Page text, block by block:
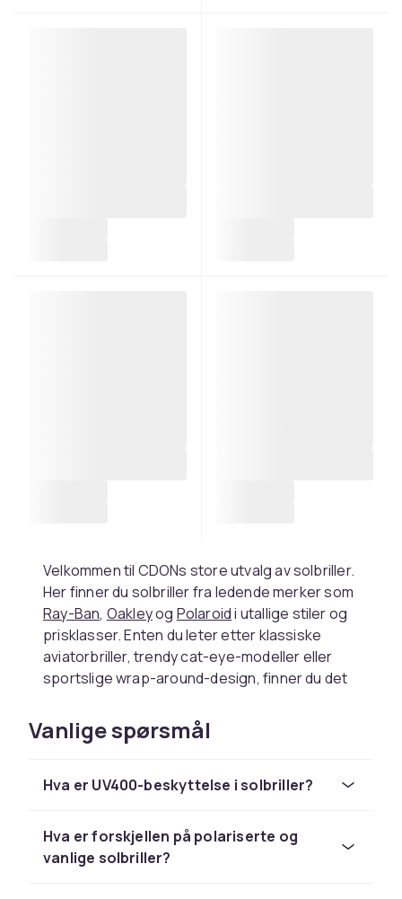
Velkommen til CDONs store utvalg av solbriller.
Her finner du solbriller fra ledende merker som
Ray-Ban, Oakleyog Polaroidi utallige stiler og
prisklasser. Enten du leter etter klassiske
aviatorbriller, trendy cat-eye-modeller eller
sportslige wrap-around-design, finner du det
Velg riktige solbriller for din
Solbriller finnes i mange forskjellige modeller
personlige smak og ansiktsform.
Aviatormodellen med taaredropformede glass
Vanlige spørsmål
Hva er UV400-beskyttelse i solbriller?
Hva er forskjellen på polariserte og
vanlige solbriller?